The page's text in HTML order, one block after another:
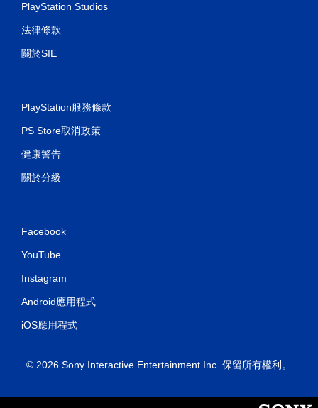
PlayStation Studios
法律條款
關於SIE
PlayStation服務條款
PS Store取消政策
健康警告
關於分級
Facebook
YouTube
Instagram
Android應用程式
iOS應用程式
© 2026 Sony Interactive Entertainment Inc. 保留所有權利。